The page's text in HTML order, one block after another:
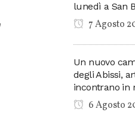
lunedì a San
7 Agosto
Un nuovo
degli Abissi,
incontrano in
6 Agosto